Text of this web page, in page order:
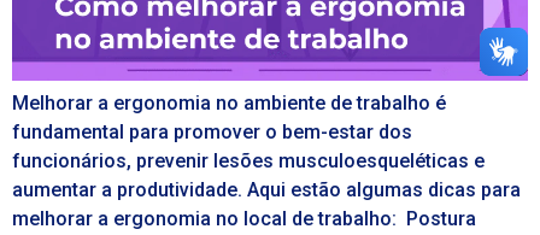
Melhorar a ergonomia no ambiente de trabalho é
fundamental para promover o bem-estar dos
funcionários, prevenir lesões musculoesqueléticas e
aumentar a produtividade. Aqui estão algumas dicas para
melhorar a ergonomia no local de trabalho: Postura